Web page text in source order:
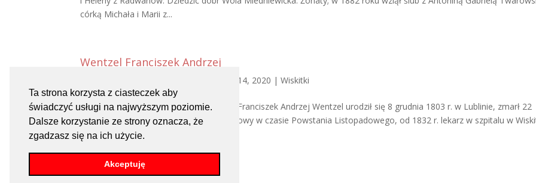
Ta strona korzysta z ciasteczek aby
świadczyć usługi na najwyższym poziomie.
Dalsze korzystanie ze strony oznacza, że
zgadzasz się na ich użycie.
Akceptuję
córką Michała i Marii z...
Wentzel Franciszek Andrzej
gru 14, 2020 |Wiskitki
Wentzel Franciszek Andrzej (1803-1881) Franciszek Andrzej Wentzel urodził się 8 grudnia 1803 r. w Lublinie, zmarł 22
grudnia 1881 w Wiskitkach. Lekarz wojskowy w czasie Powstania Listopadowego, od 1832 r. lekarz w szpitalu w
Był synem Antoniego i Anny...